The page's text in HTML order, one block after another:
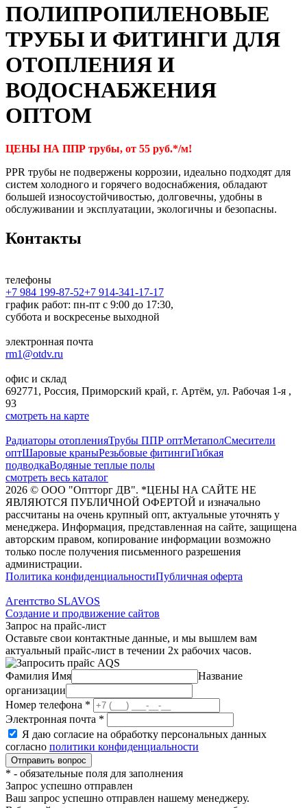
ПОЛИПРОПИЛЕНОВЫЕ
ТРУБЫ И ФИТИНГИ ДЛЯ
ОТОПЛЕНИЯ И
ВОДОСНАБЖЕНИЯ
ОПТОМ
ЦЕНЫ НА ППР трубы, от 55 руб.*/м!
PPR трубы не подвержены коррозии, идеально подходят для
систем холодного и горячего водоснабжения, обладают
большей износоустойчивостью, долговечны, удобны в
обслуживании и эксплуатации, экологичны и безопасны.
Контакты
телефоны
+7 984 199-87-52+7 914-341-17-17
график работ: пн-пт с 9:00 до 17:30,
суббота и воскресенье выходной
электронная почта
rm1@otdv.ru
офис и склад
692771, Россия, Приморский край, г. Артём, ул. Рабочая 1-я ,
93
смотреть на карте
Радиаторы отопленияТрубы ППР оптМетаполСмесители
оптШаровые краныРезьбовые фитингиГибкая
подводкаВодяные теплые полы
смотреть весь каталог
2026 © ООО "Оптторг ДВ". *ЦЕНЫ НА САЙТЕ НЕ
ЯВЛЯЮТСЯ ПУБЛИЧНОЙ ОФЕРТОЙ и изначально
рассчитаны на очень крупный опт, актуальные уточнять у
менеджера. Информация, представленная на сайте, защищена
авторским правом, копирование информации возможно
только после получения письменного разрешения
администрации.
Политика конфиденциальностиПубличная оферта
Агентство SLAVOS
Создание и продвижение сайтов
Запрос на прайс-лист
Оставьте свои контактные данные, и мы вышлем вам
актуальный прайс-лист в течении 2х рабочих часов.
Фамилия Имя
Название
организации
Номер телефона *
Электронная почта *
Я даю согласие на обработку персональных данных
согласно политики конфиденциальности
* - обязательные поля для заполнения
Запрос успешно отправлен
Ваш запрос успешно отправлен нашему менеджеру.